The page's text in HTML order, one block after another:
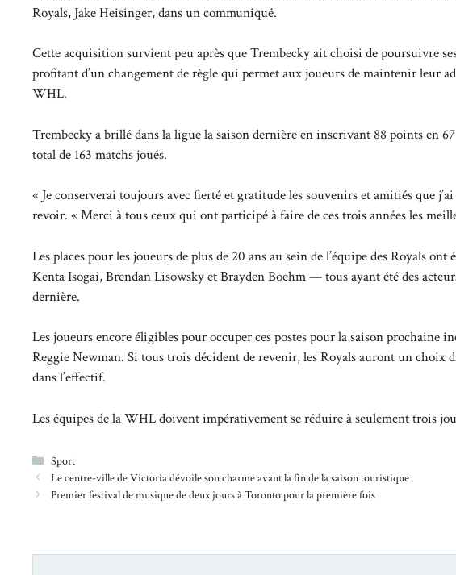
Royals, Jake Heisinger, dans un communiqué.
Cette acquisition survient peu après que Trembecky ait choisi de poursuivre
profitant d’un changement de règle qui permet aux joueurs de maintenir leur
WHL.
Trembecky a brillé dans la ligue la saison dernière en inscrivant 88 points en
total de 163 matchs joués.
« Je conserverai toujours avec fierté et gratitude les souvenirs et amitiés que
revoir. « Merci à tous ceux qui ont participé à faire de ces trois années les
Les places pour les joueurs de plus de 20 ans au sein de l’équipe des Royals
Kenta Isogai, Brendan Lisowsky et Brayden Boehm — tous ayant été des
dernière.
Les joueurs encore éligibles pour occuper ces postes pour la saison
Reggie Newman. Si tous trois décident de revenir, les Royals auront un
dans l’effectif.
Les équipes de la WHL doivent impérativement se réduire à seulement trois
Catégories
Sport
Le centre-ville de Victoria dévoile son charme avant la fin de la saison touristique
Premier festival de musique de deux jours à Toronto pour la première fois